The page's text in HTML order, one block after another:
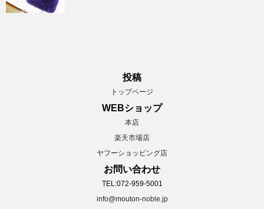
投稿
トップページ
WEBショップ
本店
楽天市場店
ヤフーショッピング店
お問い合わせ
TEL:072-959-5001
info@mouton-noble.jp